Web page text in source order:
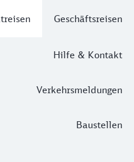
Geschäftsreisen
Hilfe & Kontakt
Verkehrsmeldungen
Baustellen